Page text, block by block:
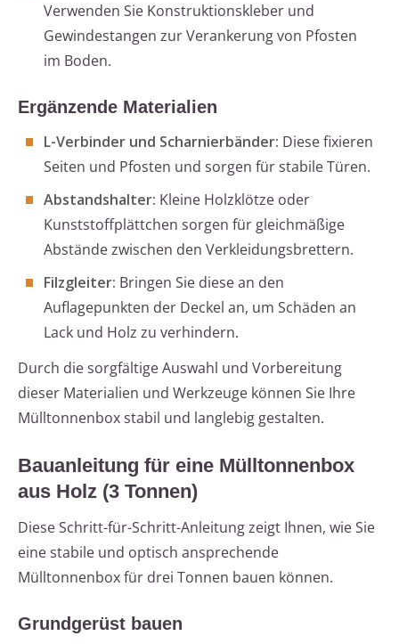
Verwenden Sie Konstruktionskleber und
Gewindestangen zur Verankerung von Pfosten
im Boden.
Ergänzende Materialien
L-Verbinder und Scharnierbänder: Diese fixieren
Seiten und Pfosten und sorgen für stabile Türen.
Abstandshalter: Kleine Holzklötze oder
Kunststoffplättchen sorgen für gleichmäßige
Abstände zwischen den Verkleidungsbrettern.
Filzgleiter: Bringen Sie diese an den
Auflagepunkten der Deckel an, um Schäden an
Lack und Holz zu verhindern.
Durch die sorgfältige Auswahl und Vorbereitung
dieser Materialien und Werkzeuge können Sie Ihre
Mülltonnenbox stabil und langlebig gestalten.
Bauanleitung für eine Mülltonnenbox
aus Holz (3 Tonnen)
Diese Schritt-für-Schritt-Anleitung zeigt Ihnen, wie Sie
eine stabile und optisch ansprechende
Mülltonnenbox für drei Tonnen bauen können.
Grundgerüst bauen